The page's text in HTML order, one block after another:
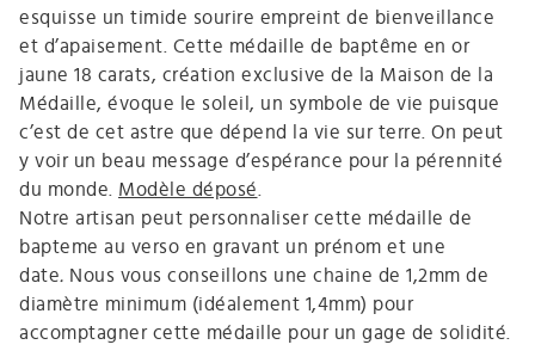
esquisse un timide sourire empreint de bienveillance
et d’apaisement. Cette médaille de baptême en or
jaune 18 carats, création exclusive de la Maison de la
Médaille, évoque le soleil, un symbole de vie puisque
c’est de cet astre que dépend la vie sur terre. On peut
y voir un beau message d’espérance pour la pérennité
du monde. Modèle déposé
Notre artisan peut personnaliser cette médaille de
bapteme au verso en gravant un prénom et une
date. Nous vous conseillons une chaine de 1,2mm de
diamètre minimum (idéalement 1,4mm) pour
accomptagner cette médaille pour un gage de solidité.